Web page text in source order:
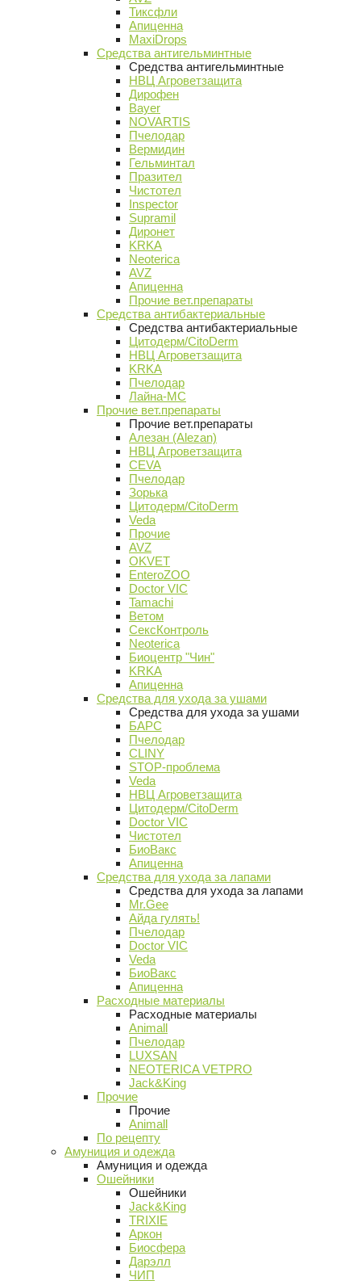
Тиксфли
Апиценна
MaxiDrops
Средства антигельминтные
Средства антигельминтные
НВЦ Агроветзащита
Дирофен
Bayer
NOVARTIS
Пчелодар
Вермидин
Гельминтал
Празител
Чистотел
Inspector
Supramil
Диронет
KRKA
Neoterica
AVZ
Апиценна
Прочие вет.препараты
Средства антибактериальные
Средства антибактериальные
Цитодерм/CitoDerm
НВЦ Агроветзащита
KRKA
Пчелодар
Лайна-МС
Прочие вет.препараты
Прочие вет.препараты
Алезан (Alezan)
НВЦ Агроветзащита
CEVA
Пчелодар
Зорька
Цитодерм/CitoDerm
Veda
Прочие
AVZ
OKVET
EnteroZOO
Doctor VIC
Tamachi
Ветом
СексКонтроль
Neoterica
Биоцентр "Чин"
KRKA
Апиценна
Средства для ухода за ушами
Средства для ухода за ушами
БАРС
Пчелодар
CLINY
STOP-проблема
Veda
НВЦ Агроветзащита
Цитодерм/CitoDerm
Doctor VIC
Чистотел
БиоВакс
Апиценна
Средства для ухода за лапами
Средства для ухода за лапами
Mr.Gee
Айда гулять!
Пчелодар
Doctor VIC
Veda
БиоВакс
Апиценна
Расходные материалы
Расходные материалы
Animall
Пчелодар
LUXSAN
NEOTERICA VETPRO
Jack&King
Прочие
Прочие
Animall
По рецепту
Амуниция и одежда
Амуниция и одежда
Ошейники
Ошейники
Jack&King
TRIXIE
Аркон
Биосфера
Дарэлл
ЧИП